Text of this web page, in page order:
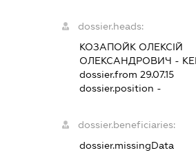
dossier.heads:
КОЗАПОЙК ОЛЕКСІЙ
ОЛЕКСАНДРОВИЧ -
dossier.from 29.07.15
dossier.position -
dossier.beneficiaries:
dossier.missingData